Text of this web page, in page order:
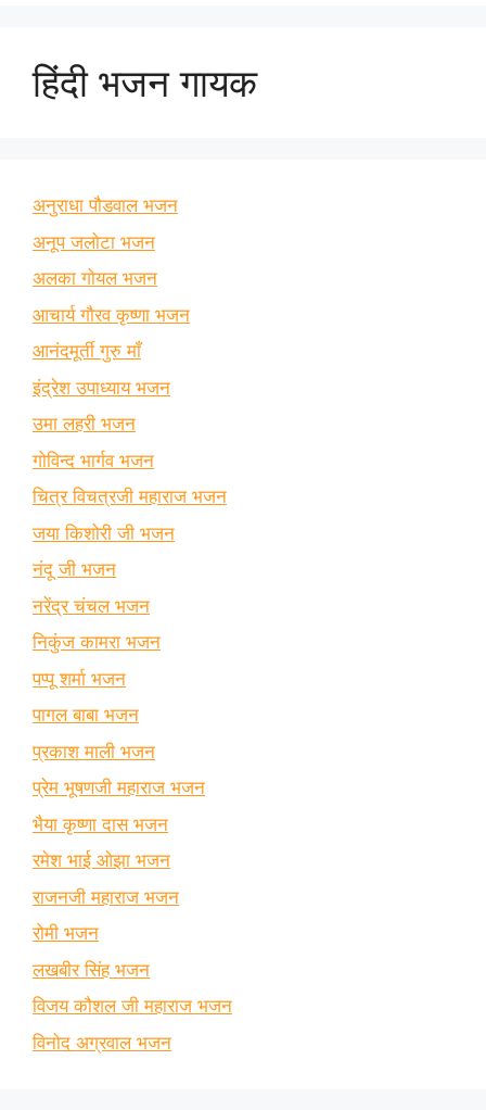
हिंदी भजन गायक
अनुराधा पौडवाल भजन
अनूप जलोटा भजन
अलका गोयल भजन
आचार्य गौरव कृष्णा भजन
आनंदमूर्ती गुरु माँ
इंद्रेश उपाध्याय भजन
उमा लहरी भजन
गोविन्द भार्गव भजन
चित्र विचत्रजी महाराज भजन
जया किशोरी जी भजन
नंदू जी भजन
नरेंद्र चंचल भजन
निकुंज कामरा भजन
पप्पू शर्मा भजन
पागल बाबा भजन
प्रकाश माली भजन
प्रेम भूषणजी महाराज भजन
भैया कृष्णा दास भजन
रमेश भाई ओझा भजन
राजनजी महाराज भजन
रोमी भजन
लखबीर सिंह भजन
विजय कौशल जी महाराज भजन
विनोद अग्रवाल भजन